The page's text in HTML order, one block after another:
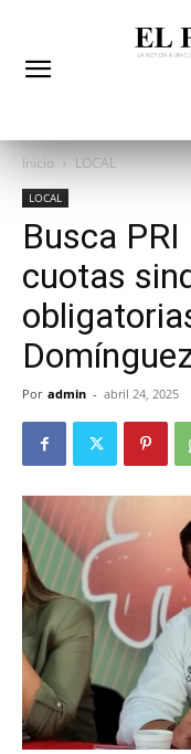
Inicio LOCAL
LOCAL
Busca
cuotas
Por admin - abril 24, 2025